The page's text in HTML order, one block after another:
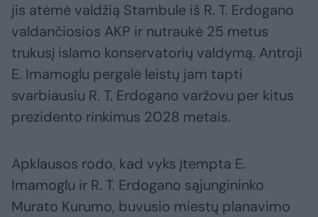
jis atėmė valdžią Stambule iš R. T. Erdogano
valdančiosios AKP ir nutraukė 25 metus
trukusį islamo konservatorių valdymą. Antroji
E. Imamoglu pergalė leistų jam tapti
svarbiausiu R. T. Erdogano varžovu per kitus
prezidento rinkimus 2028 metais.
Apklausos rodo, kad vyks įtempta E.
Imamoglu ir R. T. Erdogano sąjungininko
Murato Kurumo, buvusio miestų planavimo